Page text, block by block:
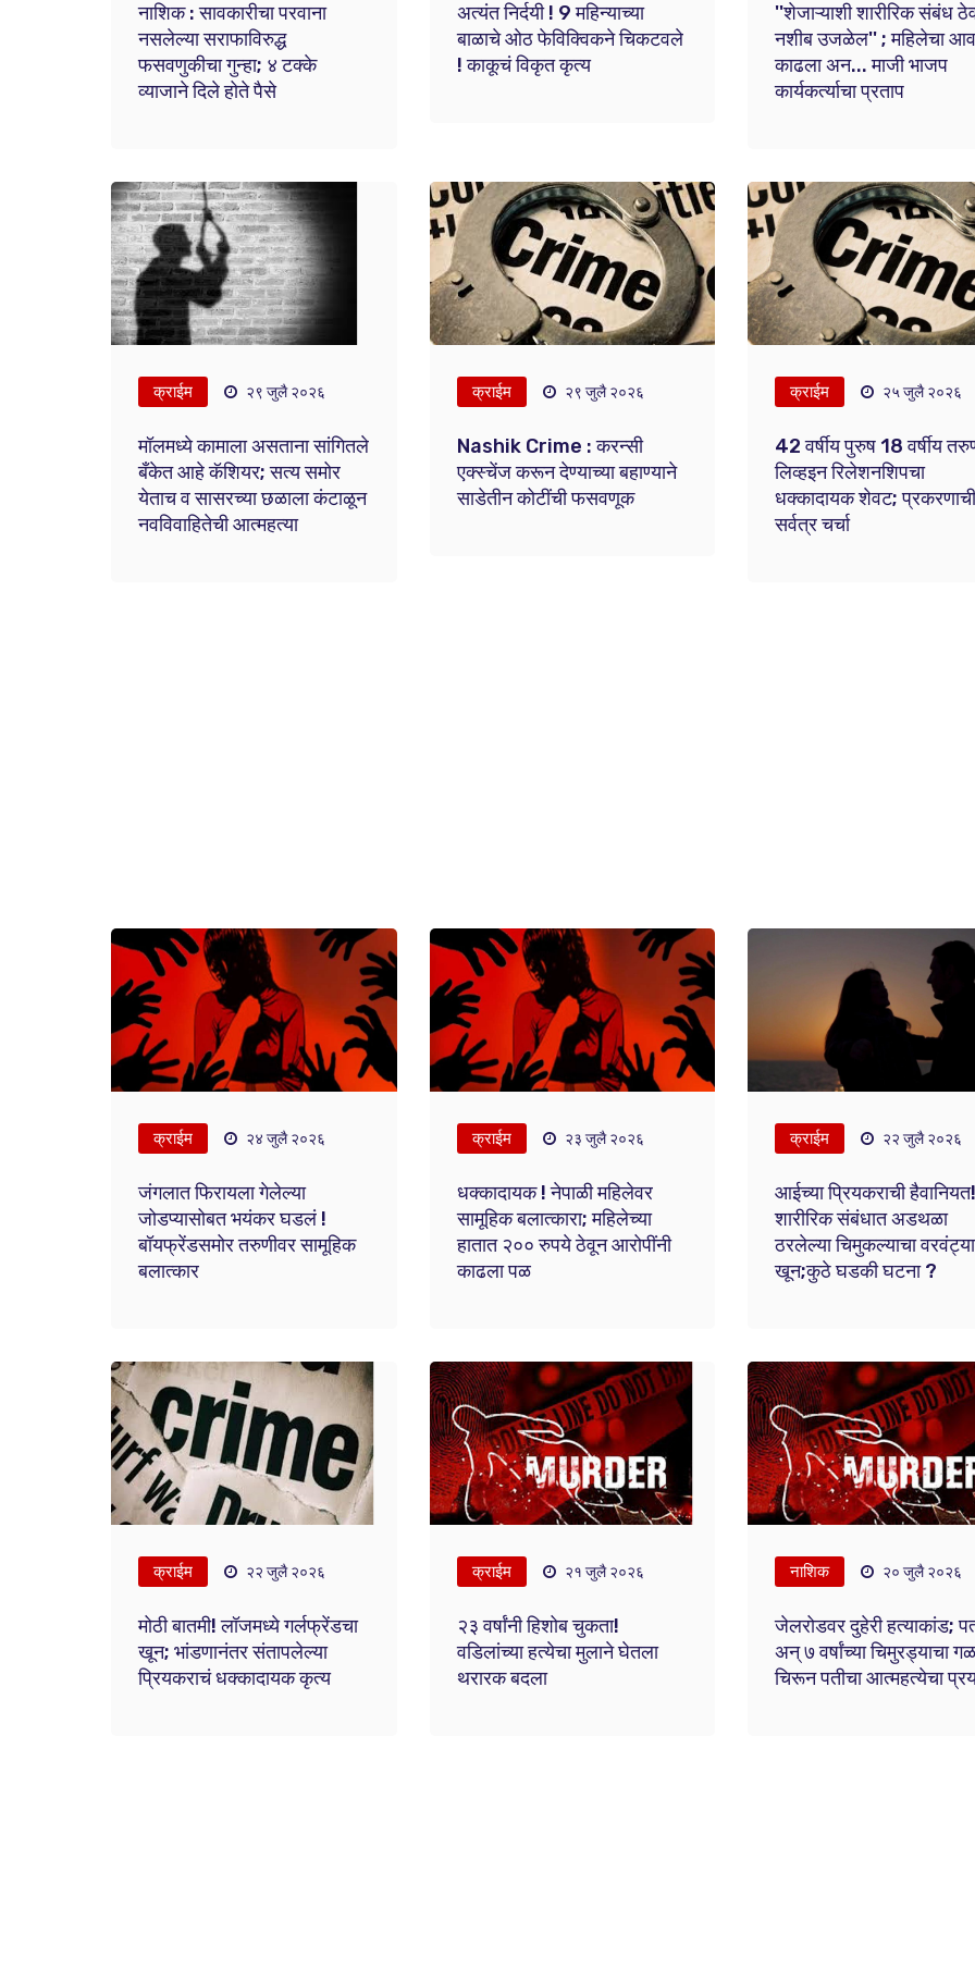
नाशिक : सावकारीचा परवाना
नसलेल्या सराफाविरुद्ध
फसवणुकीचा गुन्हा; ४ टक्के
व्याजाने दिले होते पैसे
अत्यंत निर्दयी ! 9 महिन्याच्या
बाळाचे ओठ फेविक्विकने चिकटवले
! काकूचं विकृत कृत्य
''शेजाऱ्याशी शारीरिक संबंध
नशीब उजळेल'' ; महिलेचा
काढला अन... माजी भाजप
कार्यकर्त्याचा प्रताप
क्राईम २९ जुलै २०२६
मॉलमध्ये कामाला असताना सांगितले
बँकेत आहे कॅशियर; सत्य समोर
येताच व सासरच्या छळाला कंटाळून
नवविवाहितेची आत्महत्या
क्राईम २९ जुलै २०२६
Nashik Crime : करन्सी
एक्स्चेंज करून देण्याच्या बहाण्याने
साडेतीन कोटींची फसवणूक
क्राईम २५ जुलै २०२६
42 वर्षीय पुरुष 18 वर्षीय
लिव्हइन रिलेशनशिपचा
धक्कादायक शेवट; प्रकरणाची
सर्वत्र चर्चा
क्राईम २४ जुलै २०२६
जंगलात फिरायला गेलेल्या
जोडप्यासोबत भयंकर घडलं !
बॉयफ्रेंडसमोर तरुणीवर सामूहिक
बलात्कार
क्राईम २३ जुलै २०२६
धक्कादायक ! नेपाळी महिलेवर
सामूहिक बलात्कारा; महिलेच्या
हातात २०० रुपये ठेवून आरोपींनी
काढला पळ
क्राईम २२ जुलै २०२६
आईच्या प्रियकराची हैवानियत!
शारीरिक संबंधात अडथळा
ठरलेल्या चिमुकल्याचा
खून;कुठे घडकी घटना ?
क्राईम २२ जुलै २०२६
मोठी बातमी! लॉजमध्ये गर्लफ्रेंडचा
खून; भांडणानंतर संतापलेल्या
प्रियकराचं धक्कादायक कृत्य
क्राईम २१ जुलै २०२६
२३ वर्षांनी हिशोब चुकता!
वडिलांच्या हत्येचा मुलाने घेतला
थरारक बदला
नाशिक २० जुलै २०२६
जेलरोडवर दुहेरी हत्याकांड;
अन् ७ वर्षांच्या चिमुरड्याचा
चिरून पतीचा आत्महत्येचा